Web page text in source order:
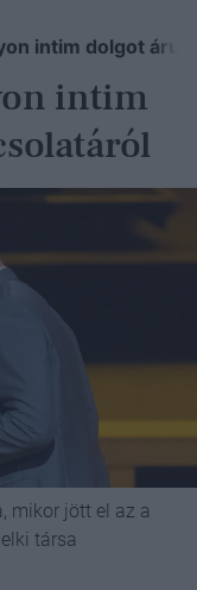
intim dolgot
intim
mikor jött el az a
társa